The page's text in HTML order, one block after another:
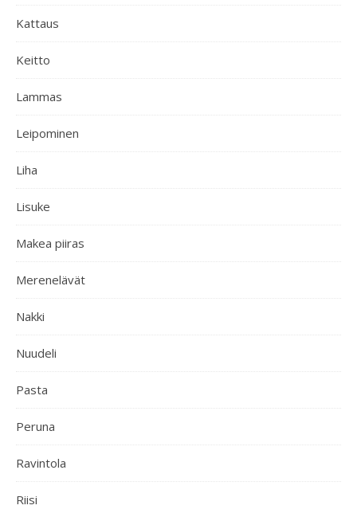
Kattaus
Keitto
Lammas
Leipominen
Liha
Lisuke
Makea piiras
Merenelävät
Nakki
Nuudeli
Pasta
Peruna
Ravintola
Riisi